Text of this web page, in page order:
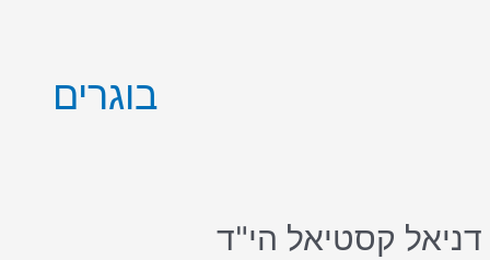
בוגרים
דניאל קסטיאל הי"ד